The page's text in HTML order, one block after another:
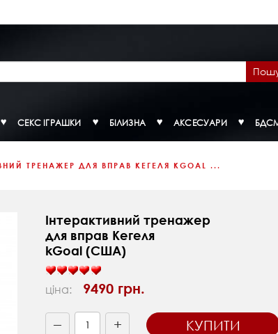
СЕКС ІГРАШКИ БІЛИЗНА АКСЕСУАРИ
ТРЕНАЖЕР ДЛЯ ВПРАВ КЕГЕЛЯ KGOAL ...
Інтерактивний тренажер
для вправ Кегеля
kGoal (США)
ціна: 9490 грн.
— + КУПИТИ